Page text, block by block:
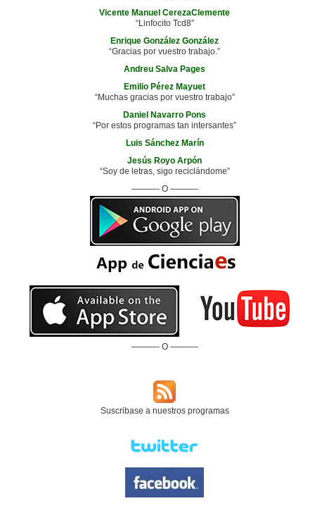
Vicente Manuel CerezaClemente
“Linfocito Tcd8”
Enrique González González
“Gracias por vuestro trabajo.”
Andreu Salva Pages
Emilio Pérez Mayuet
“Muchas gracias por vuestro trabajo”
Daniel Navarro Pons
“Por estos programas tan intersantes”
Luis Sánchez Marín
Jesús Royo Arpón
“Soy de letras, sigo reciclándome”
———- O ———-
———- O ———-
Suscribase a nuestros programas